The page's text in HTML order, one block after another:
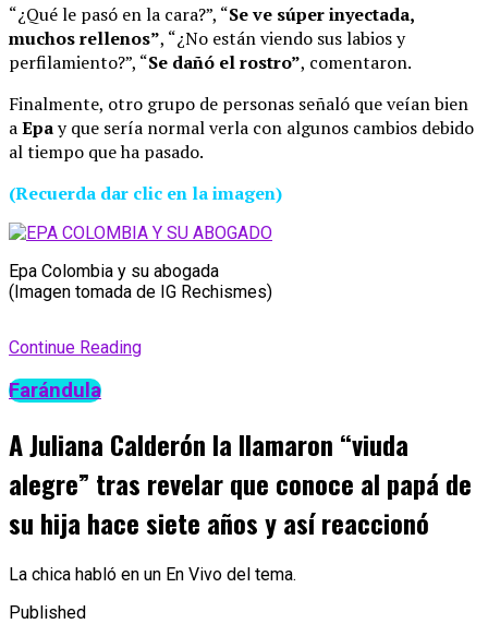
“¿Qué le pasó en la cara?”, “Se ve súper inyectada,
muchos rellenos”, “¿No están viendo sus labios y
perfilamiento?”, “Se dañó el rostro”, comentaron.
Finalmente, otro grupo de personas señaló que veían bien
aEpay que sería normal verla con algunos cambios debido
al tiempo que ha pasado.
(Recuerda dar clic en la imagen)
Epa Colombia y su abogada
(Imagen tomada de IG Rechismes)
Continue Reading
Farándula
A Juliana Calderón la llamaron “viuda
alegre” tras revelar que conoce al papá de
su hija hace siete años y así reaccionó
La chica habló en un En Vivo del tema.
Published